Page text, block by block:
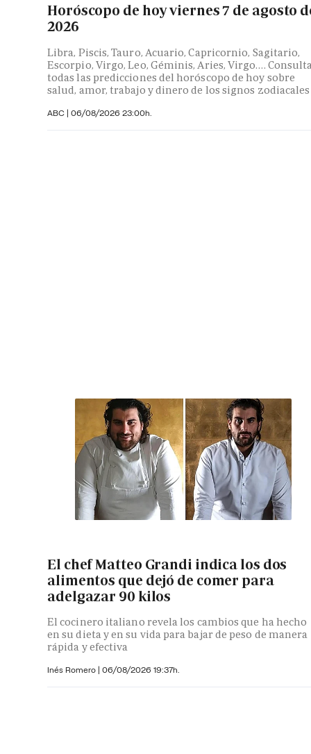
Horóscopo de hoy viernes 7 de agosto
2026
Libra, Piscis, Tauro, Acuario, Capricornio, Sagitario,
Escorpio, Virgo, Leo, Géminis, Aries, Virgo….
todas las predicciones del horóscopo de hoy sobre
salud, amor, trabajo y dinero de los signos zodiacales
ABC | 06/08/2026 23:00h.
El chef Matteo Grandi indica los dos
alimentos que dejó de comer para
adelgazar 90 kilos
El cocinero italiano revela los cambios que ha hecho
en su dieta y en su vida para bajar de peso de manera
rápida y efectiva
Inés Romero | 06/08/2026 19:37h.